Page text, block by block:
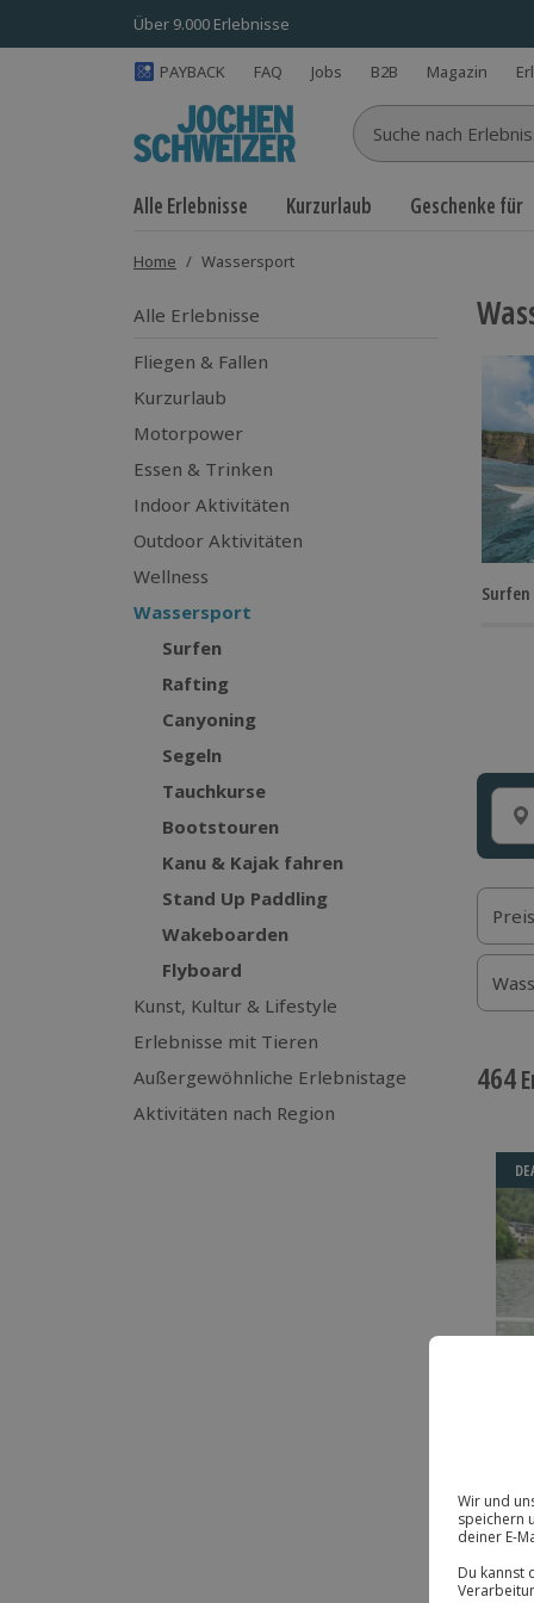
Über 9.000 Erlebnisse
PAYBACK FAQ Jobs B2B Magazin
Suche nach
Alle Erlebnisse Kurzurlaub Geschenke für
Home / Wassersport
Alle Erlebnisse
Fliegen & Fallen
Kurzurlaub
Motorpower
Essen & Trinken
Indoor Aktivitäten
Outdoor Aktivitäten
Wellness
Wassersport
Surfen
Rafting
Canyoning
Segeln
Tauchkurse
Bootstouren
Kanu & Kajak fahren
Stand Up Paddling
Wakeboarden
Flyboard
Kunst, Kultur & Lifestyle
Erlebnisse mit Tieren
Außergewöhnliche Erlebnistage
Aktivitäten nach Region
Surfen
Preis
464